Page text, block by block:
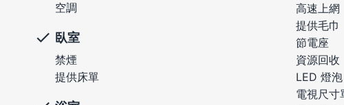
空調
臥室
禁煙
提供床單
高速上網
提供毛巾
節電座
資源回收
LED 燈泡
電視尺